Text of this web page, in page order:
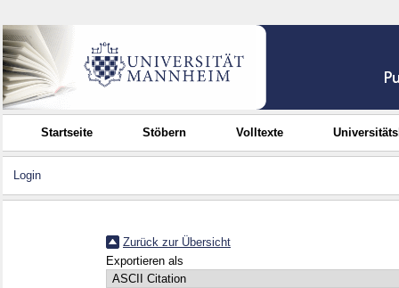
Startseite Stöbern Volltexte
Login
Zurück zur Übersicht
Exportieren als